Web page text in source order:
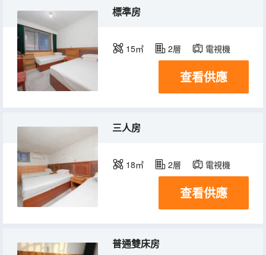
標準房
15㎡ 2層 電視機
查看供應
三人房
18㎡ 2層 電視機
查看供應
普通雙床房